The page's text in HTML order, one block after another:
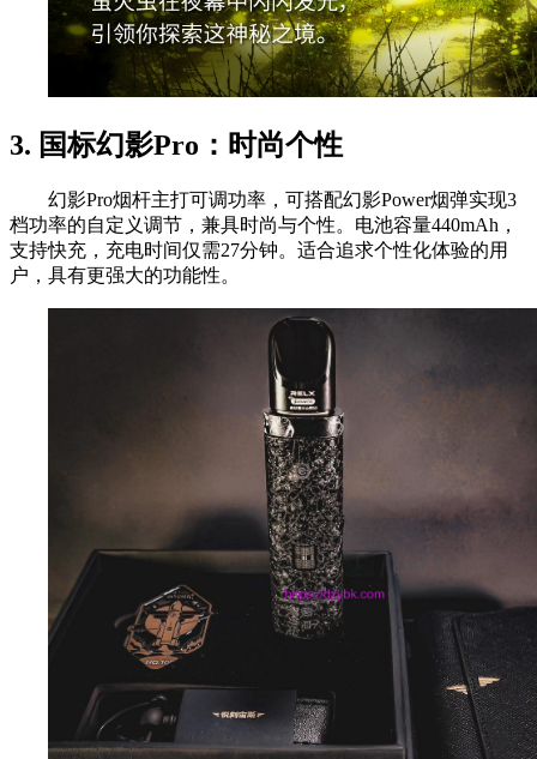
3. 国标幻影Pro：时尚个性
幻影Pro烟杆主打可调功率，可搭配幻影Power烟弹实现3
档功率的自定义调节，兼具时尚与个性。电池容量440mAh，
支持快充，充电时间仅需27分钟。适合追求个性化体验的用
户，具有更强大的功能性。